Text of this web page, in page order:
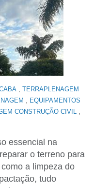
TERRAPLENAGEM
EQUIPAMENTOS
CONSTRUÇÃO CIVIL
essencial na
o terreno para
a limpeza do
tudo